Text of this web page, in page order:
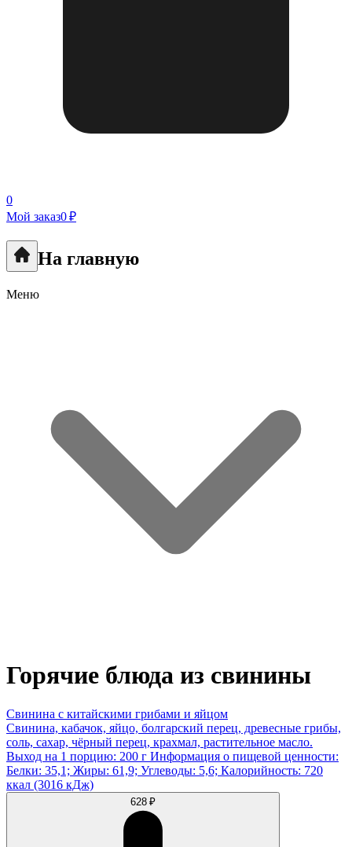
0
Мой заказ0 ₽
На главную
Меню
Горячие блюда из свинины
Свинина с китайскими грибами и яйцом
Свинина, кабачок, яйцо, болгарский перец, древесные грибы,
соль, сахар, чёрный перец, крахмал, растительное масло.
Выход на 1 порцию: 200 г Информация о пищевой ценности:
Белки: 35,1; Жиры: 61,9; Углеводы: 5,6; Калорийность: 720
ккал (3016 кДж)
628 ₽